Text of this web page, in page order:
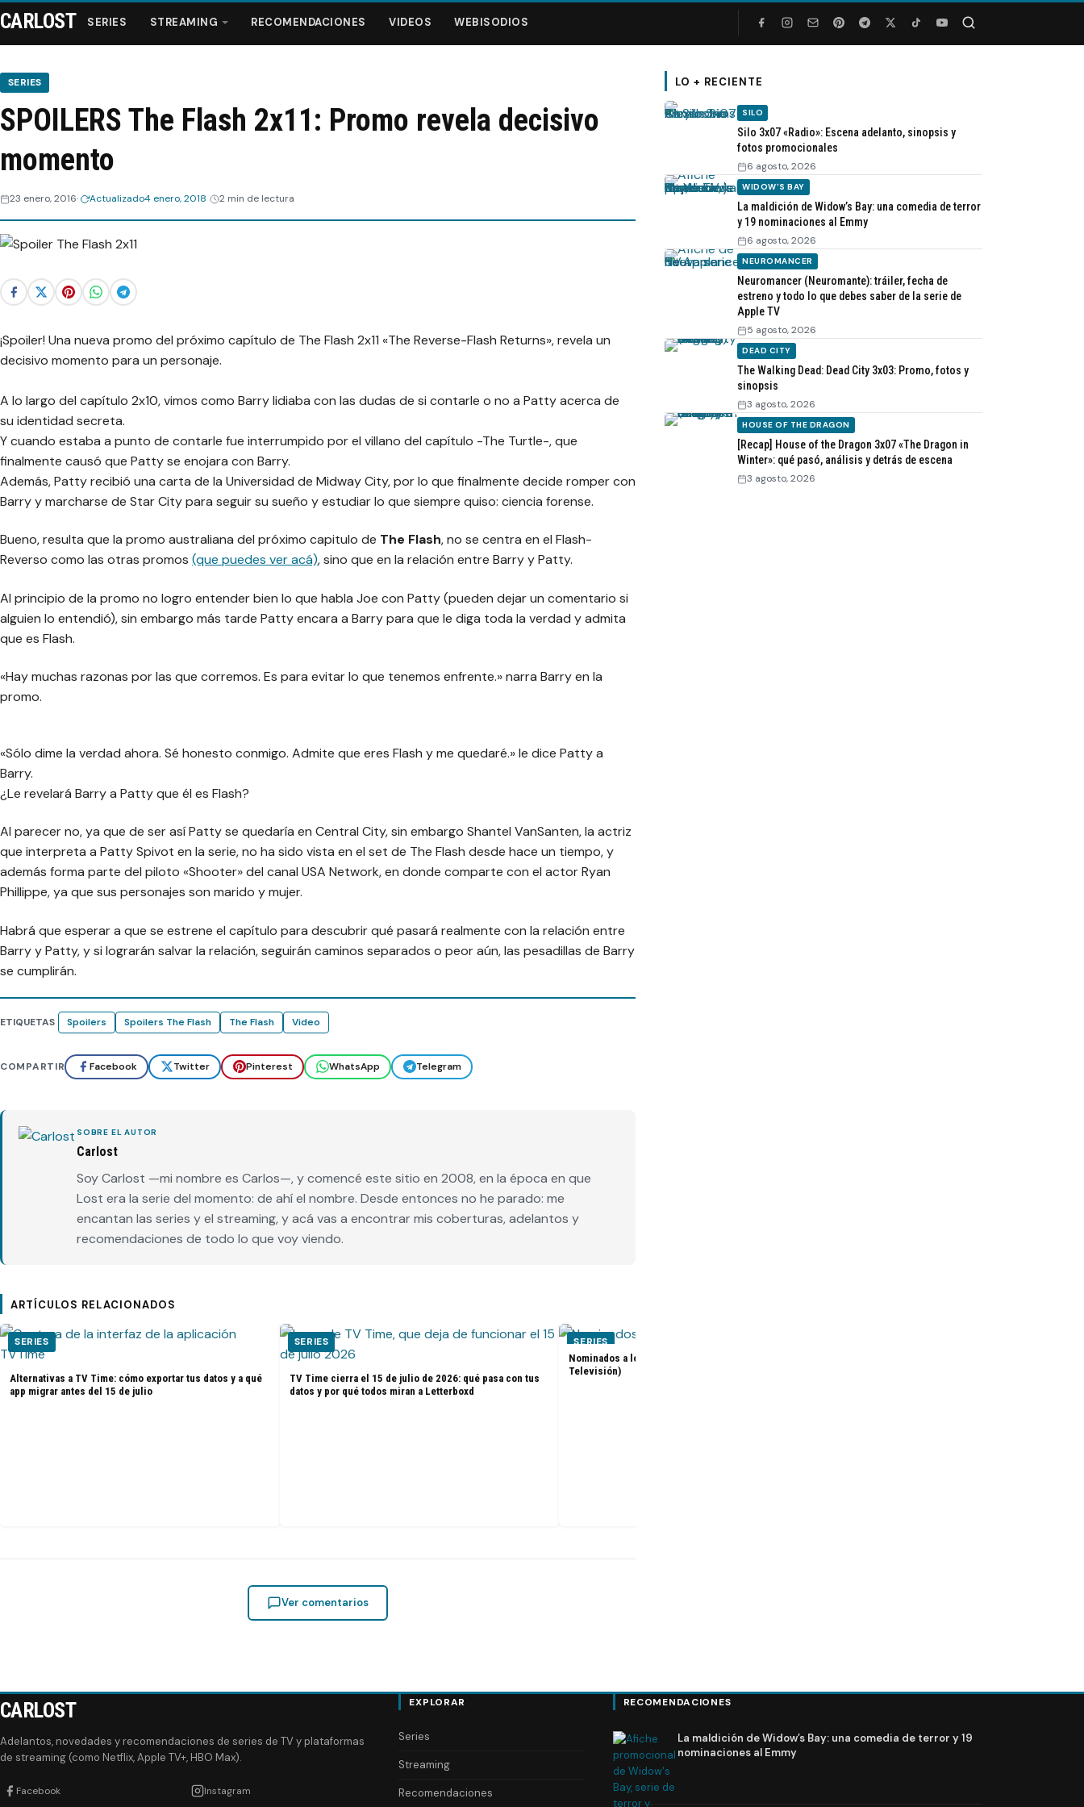
Series
Streaming
Videos
Webisodios
CARLOST SERIES STREAMING RECOMENDACIONES VIDEOS WEBISODIOS
SERIES
SPOILERS The Flash 2x11: Promo revela decisivo
momento
23 enero, 2016 Actualizado4 enero, 2018 2 min de lectura
¡Spoiler! Una nueva promo del próximo capítulo de The Flash 2x11 «The Reverse-Flash Returns», revela un
decisivo momento para un personaje.
A lo largo del capítulo 2x10, vimos como Barry lidiaba con las dudas de si contarle o no a Patty acerca de
su identidad secreta.
Y cuando estaba a punto de contarle fue interrumpido por el villano del capítulo -The Turtle-, que
finalmente causó que Patty se enojara con Barry.
Además, Patty recibió una carta de la Universidad de Midway City, por lo que finalmente decide romper con
Barry y marcharse de Star City para seguir su sueño y estudiar lo que siempre quiso: ciencia forense.
Bueno, resulta que la promo australiana del próximo capitulo de The Flash, no se centra en el Flash-
Reverso como las otras promos (que puedes ver acá), sino que en la relación entre Barry y Patty.
Al principio de la promo no logro entender bien lo que habla Joe con Patty (pueden dejar un comentario si
alguien lo entendió), sin embargo más tarde Patty encara a Barry para que le diga toda la verdad y admita
que es Flash.
«Hay muchas razonas por las que corremos. Es para evitar lo que tenemos enfrente.»narra Barry en la
promo.
«Sólo dime la verdad ahora. Sé honesto conmigo. Admite que eres Flash y me quedaré.»le dice Patty a
Barry.
¿Le revelará Barry a Patty que él es Flash?
Al parecer no, ya que de ser así Patty se quedaría en Central City, sin embargo Shantel VanSanten, la actriz
que interpreta a Patty Spivot en la serie, no ha sido vista en el set de The Flash desde hace un tiempo, y
además forma parte del piloto «Shooter» del canal USA Network, en donde comparte con el actor Ryan
Phillippe, ya que sus personajes son marido y mujer.
Habrá que esperar a que se estrene el capítulo para descubrir qué pasará realmente con la relación entre
Barry y Patty, y si lograrán salvar la relación, seguirán caminos separados o peor aún, las pesadillas de Barry
se cumplirán.
ETIQUETAS Spoilers Spoilers The Flash The Flash Video
COMPARTIR Facebook Twitter Pinterest WhatsApp Telegram
SOBRE EL AUTOR
Carlost
Soy Carlost —mi nombre es Carlos—, y comencé este sitio en 2008, en la época en que
Lost era la serie del momento: de ahí el nombre. Desde entonces no he parado: me
encantan las series y el streaming, y acá vas a encontrar mis coberturas, adelantos y
recomendaciones de todo lo que voy viendo.
ARTÍCULOS RELACIONADOS
SERIES
Alternativas a TV Time: cómo exportar tus datos y a qué
app migrar antes del 15 de julio
SERIES
TV Time cierra el 15 de julio de 2026: qué pasa con tus
datos y por qué todos miran a Letterboxd
SERIES
Nominados a los premios Golden Globes 2025 (Cine y
Televisión)
Ver comentarios
LO + RECIENTE
SILO
Silo 3x07 «Radio»: Escena adelanto, sinopsis y
fotos promocionales
6 agosto, 2026
WIDOW'S BAY
La maldición de Widow’s Bay: una comedia de terror
y 19 nominaciones al Emmy
6 agosto, 2026
NEUROMANCER
Neuromancer (Neuromante): tráiler, fecha de
estreno y todo lo que debes saber de la serie de
Apple TV
5 agosto, 2026
DEAD CITY
The Walking Dead: Dead City 3x03: Promo, fotos y
sinopsis
3 agosto, 2026
HOUSE OF THE DRAGON
[Recap] House of the Dragon 3x07 «The Dragon in
Winter»: qué pasó, análisis y detrás de escena
3 agosto, 2026
CARLOST
Adelantos, novedades y recomendaciones de series de TV y plataformas
de streaming (como Netflix, Apple TV+, HBO Max).
Facebook Instagram
EXPLORAR
Series
Streaming
Recomendaciones
RECOMENDACIONES
La maldición de Widow’s Bay: una comedia de terror y 19
nominaciones al Emmy